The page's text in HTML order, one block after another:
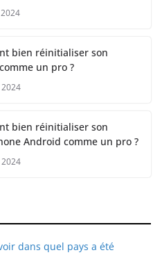
bien réinitialiser son
un pro ?
bien réinitialiser son
Android comme un pro ?
dans quel pays a été